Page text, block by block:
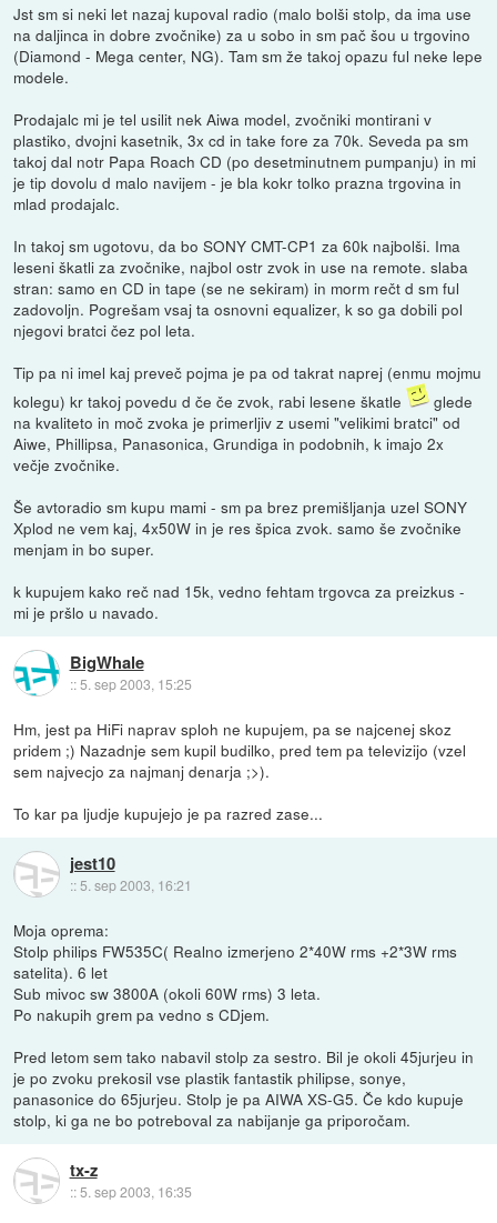
Jst sm si neki let nazaj kupoval radio (malo bolši stolp, da ima use
na daljinca in dobre zvočnike) za u sobo in sm pač šou u trgovino
(Diamond - Mega center, NG). Tam sm že takoj opazu ful neke lepe
modele.
Prodajalc mi je tel usilit nek Aiwa model, zvočniki montirani v
plastiko, dvojni kasetnik, 3x cd in take fore za 70k. Seveda pa sm
takoj dal notr Papa Roach CD (po desetminutnem pumpanju) in mi
je tip dovolu d malo navijem - je bla kokr tolko prazna trgovina in
mlad prodajalc.
In takoj sm ugotovu, da bo SONY CMT-CP1 za 60k najbolši. Ima
leseni škatli za zvočnike, najbol ostr zvok in use na remote. slaba
stran: samo en CD in tape (se ne sekiram) in morm rečt d sm ful
zadovoljn. Pogrešam vsaj ta osnovni equalizer, k so ga dobili pol
njegovi bratci čez pol leta.
Tip pa ni imel kaj preveč pojma je pa od takrat naprej (enmu mojmu
kolegu) kr takoj povedu d če če zvok, rabi lesene škatle
glede
na kvaliteto in moč zvoka je primerljiv z usemi "velikimi bratci" od
Aiwe, Phillipsa, Panasonica, Grundiga in podobnih, k imajo 2x
večje zvočnike.
Še avtoradio sm kupu mami - sm pa brez premišljanja uzel SONY
Xplod ne vem kaj, 4x50W in je res špica zvok. samo še zvočnike
menjam in bo super.
k kupujem kako reč nad 15k, vedno fehtam trgovca za preizkus -
mi je pršlo u navado.
BigWhale
::5. sep 2003, 15:25
Hm, jest pa HiFi naprav sploh ne kupujem, pa se najcenej skoz
pridem ;) Nazadnje sem kupil budilko, pred tem pa televizijo (vzel
sem najvecjo za najmanj denarja ;>).
To kar pa ljudje kupujejo je pa razred zase...
jest10
:: 5. sep 2003, 16:21
Moja oprema:
Stolp philips FW535C( Realno izmerjeno 2*40W rms +2*3W rms
satelita). 6 let
Sub mivoc sw 3800A (okoli 60W rms) 3 leta.
Po nakupih grem pa vedno s CDjem.
Pred letom sem tako nabavil stolp za sestro. Bil je okoli 45jurjeu in
je po zvoku prekosil vse plastik fantastik philipse, sonye,
panasonice do 65jurjeu. Stolp je pa AIWA XS-G5. Če kdo kupuje
stolp, ki ga ne bo potreboval za nabijanje ga priporočam.
tx-z
::5. sep 2003, 16:35